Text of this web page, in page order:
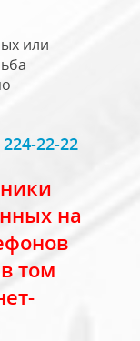
или
22-22
на
том